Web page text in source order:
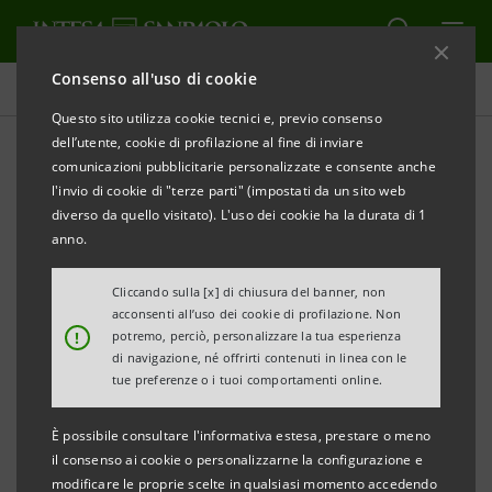
Consenso all'uso di cookie
Questo sito utilizza cookie tecnici e, previo consenso
dell’utente, cookie di profilazione al fine di inviare
comunicazioni pubblicitarie personalizzate e consente anche
l'invio di cookie di "terze parti" (impostati da un sito web
diverso da quello visitato). L'uso dei cookie ha la durata di 1
anno.
!
Cliccando sulla [x] di chiusura del banner, non
acconsenti all’uso dei cookie di profilazione. Non
potremo, perciò, personalizzare la tua esperienza
di navigazione, né offrirti contenuti in linea con le
tue preferenze o i tuoi comportamenti online.
È possibile consultare l'informativa estesa, prestare o meno
il consenso ai cookie o personalizzarne la configurazione e
modificare le proprie scelte in qualsiasi momento accedendo
Comunicati stampa
STAMPA AGGIORNA
INTESA SANPAOLO: L'ANALISI DELL'EBA
CONFERMA L'ADEGUATEZZA PATRIMONIALE DEL
Torino, Milano, 27 ottobre 2011– A seguito della
pubblicazione delle stime dell’ Autorità Bancaria
Europea (EBA) in merito alle necessità di
ricapitalizzazione del sistema bancario europeo,
Intesa Sanpaolo comunica - su richiesta di Consob -